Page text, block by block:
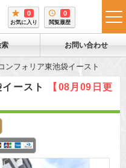
0
お気に入り
0
閲覧履歴
お問い合わせ
ンフォリア東池袋イースト
ースト
【08月09日更